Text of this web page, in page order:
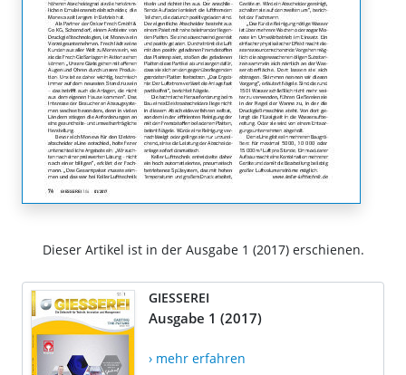
Dieser Artikel ist in der Ausgabe 1 (2017) erschienen.
GIESSEREI
Ausgabe 1 (2017)
› mehr erfahren